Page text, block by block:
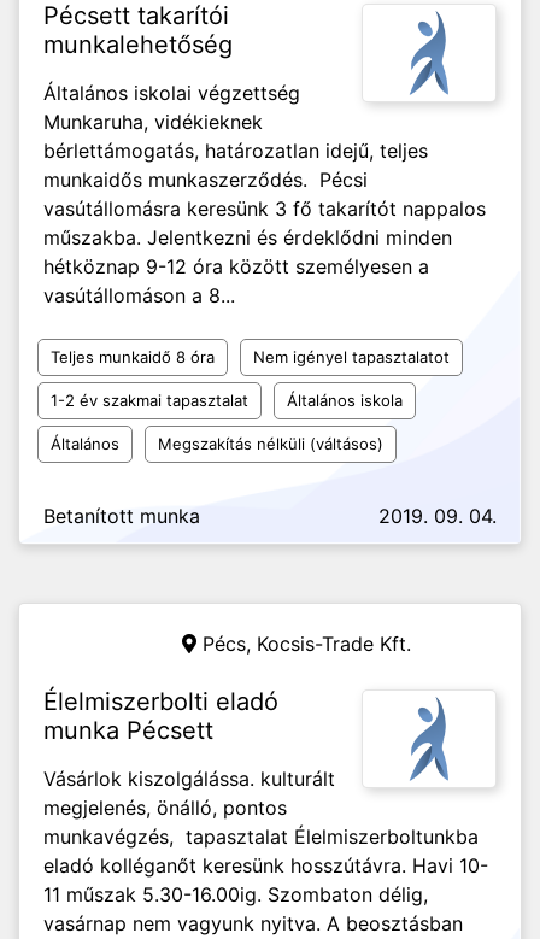
Pécsett takarítói
munkalehetőség
Általános iskolai végzettség
Munkaruha, vidékieknek
bérlettámogatás, határozatlan idejű, teljes
munkaidős munkaszerződés. Pécsi
vasútállomásra keresünk 3 fő takarítót nappalos
műszakba. Jelentkezni és érdeklődni minden
hétköznap 9-12 óra között személyesen a
vasútállomáson a 8...
Teljes munkaidő 8 óra Nem igényel tapasztalatot
1-2 év szakmai tapasztalat Általános iskola
Általános Megszakítás nélküli (váltásos)
Betanított munka 2019. 09. 04.
Pécs, Kocsis-Trade Kft.
Élelmiszerbolti eladó
munka Pécsett
Vásárlok kiszolgálássa. kulturált
megjelenés, önálló, pontos
munkavégzés, tapasztalat Élelmiszerboltunkba
eladó kolléganőt keresünk hosszútávra. Havi 10-
11 műszak 5.30-16.00ig. Szombaton délig,
vasárnap nem vagyunk nyitva. A beosztásban